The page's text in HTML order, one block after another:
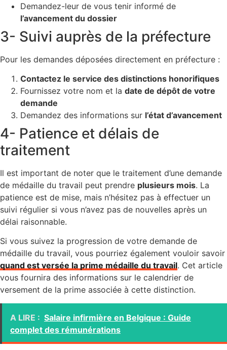
Demandez-leur de vous tenir informé de
l’avancement du dossier
3- Suivi auprès de la préfecture
Pour les demandes déposées directement en préfecture :
Contactez le service des distinctions honorifiques
Fournissez votre nom et la date de dépôt de votre
demande
Demandez des informations sur l’état d’avancement
4- Patience et délais de
traitement
Il est important de noter que le traitement d’une demande
de médaille du travail peut prendre plusieurs mois. La
patience est de mise, mais n’hésitez pas à effectuer un
suivi régulier si vous n’avez pas de nouvelles après un
délai raisonnable.
Si vous suivez la progression de votre demande de
médaille du travail, vous pourriez également vouloir savoir
quand est versée la prime médaille du travail. Cet article
vous fournira des informations sur le calendrier de
versement de la prime associée à cette distinction.
A LIRE : Salaire infirmière en Belgique : Guide
complet des rémunérations